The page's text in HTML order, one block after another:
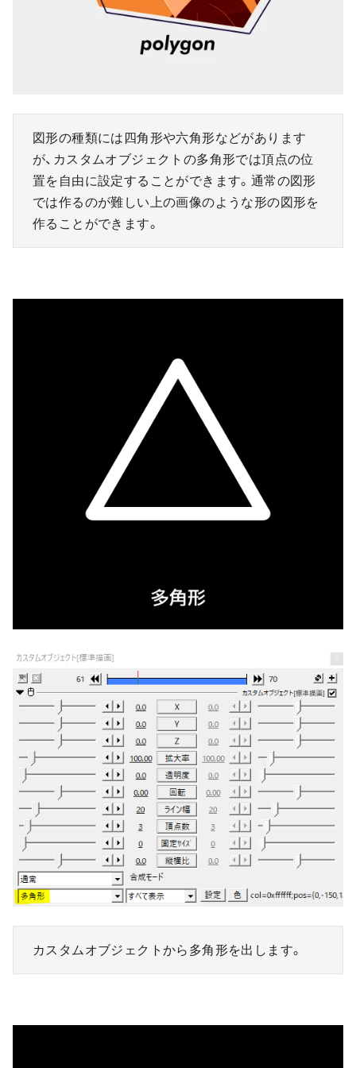
図形の種類には四角形や六角形などがあります
が、カスタムオブジェクトの多角形では頂点の位
置を自由に設定することができます。通常の図形
では作るのが難しい上の画像のような形の図形を
作ることができます。
カスタムオブジェクトから多角形を出します。